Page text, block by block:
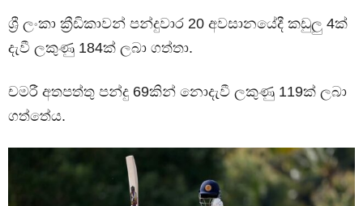
ශ්‍රී ලංකා ක්‍රීඩිකාවන් පන්දුවාර 20 අවසානයේදී කඩුලු 4ක්
දැවී ලකුණු 184ක් ලබා ගත්තා.
චමරී අතපත්තු පන්දු 69කින් නොදැවී ලකුණු 119ක් ලබා
ගත්තේය.